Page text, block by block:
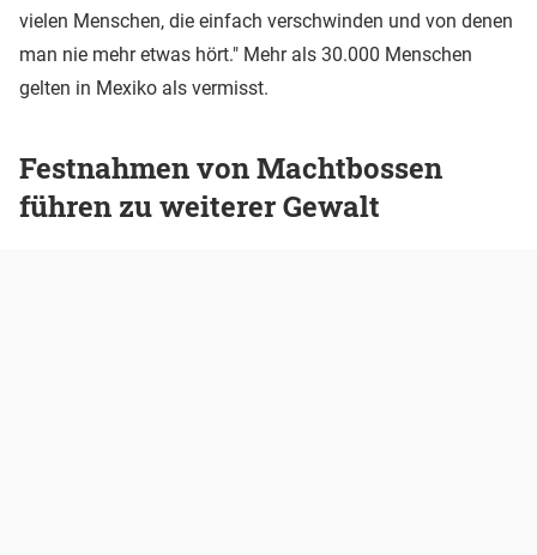
vielen Menschen, die einfach verschwinden und von denen
man nie mehr etwas hört." Mehr als 30.000 Menschen
gelten in Mexiko als vermisst.
Festnahmen von Machtbossen
führen zu weiterer Gewalt